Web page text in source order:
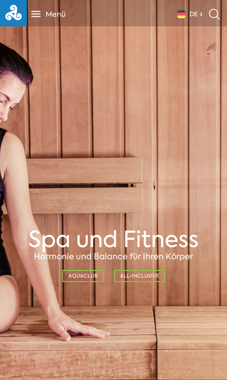
Menü DE
Spa und Fitness
Harmonie und Balance für Ihren Körper
AQUACLUB ALL-INCLUSIVE